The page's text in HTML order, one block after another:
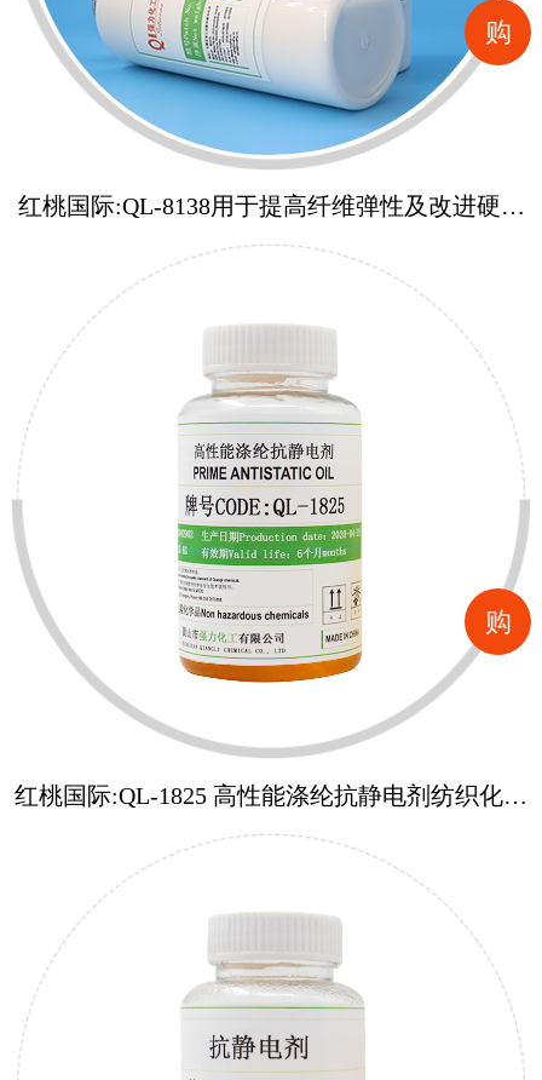
购
红桃国际:QL-8138用于提高纤维弹性及改进硬度
质量增弹平滑处理剂
购
红桃国际:QL-1825 高性能涤纶抗静电剂纺织化学
助剂